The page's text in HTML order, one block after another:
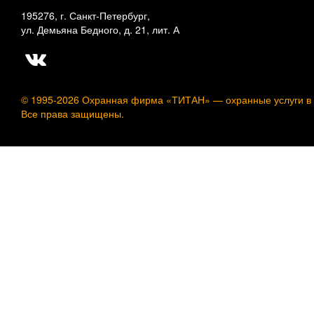
195276, г. Санкт-Петербург,
ул. Демьяна Бедного, д. 21, лит. А
© 1995-2026 Охранная фирма «ТИТАН» — охранные услуги
Все права защищены.